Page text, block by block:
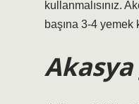
kullanmalısınız.
başına 3-4 yemek